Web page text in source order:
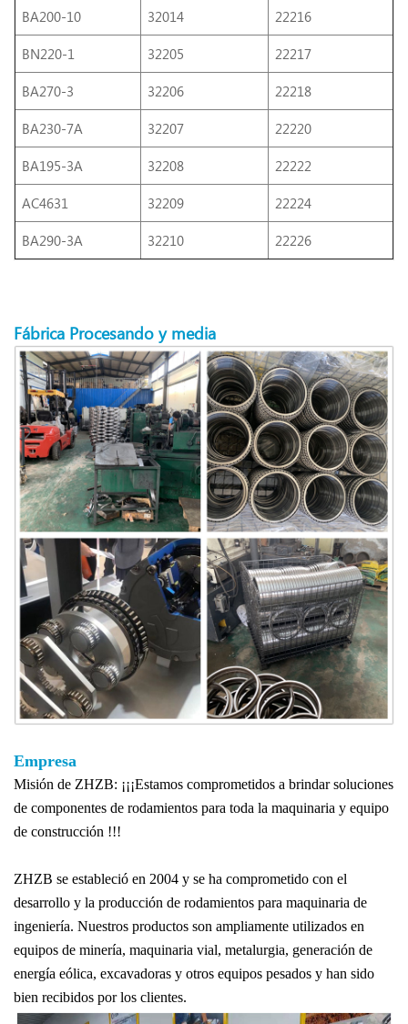
BA200-10 32014 22216
BN220-1 32205 22217
BA270-3 32206 22218
BA230-7A 32207 22220
BA195-3A 32208 22222
AC4631 32209 22224
BA290-3A 32210 22226
Fábrica Procesando y media
Empresa
Misión de ZHZB: ¡¡¡Estamos comprometidos a brindar soluciones
de componentes de rodamientos para toda la maquinaria y equipo
de construcción !!!
ZHZB se estableció en 2004 y se ha comprometido con el
desarrollo y la producción de rodamientos para maquinaria de
ingeniería. Nuestros productos son ampliamente utilizados en
equipos de minería, maquinaria vial, metalurgia, generación de
energía eólica, excavadoras y otros equipos pesados ​​y han sido
bien recibidos por los clientes.